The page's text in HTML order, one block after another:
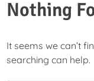
Nothing
It seems we can’t
searching can help.